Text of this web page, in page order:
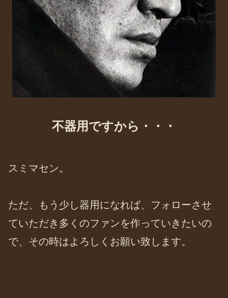
不器用ですから・・・
スミマセン。
ただ、もう少し器用になれば、フォローさせ
ていただき多くのファンを作っていきたいの
で、その時はよろしくお願い致します。